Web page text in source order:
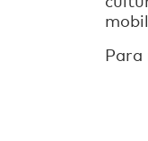
Para